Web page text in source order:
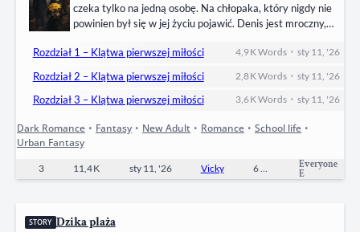
czeka tylko na jedną osobę. Na chłopaka, który nigdy nie
powinien był się w jej życiu pojawić. Denis jest mroczny,
sił, rani słowami, znika, wraca, łamie zasady. Jagoda wie,
bezpiecznego. Chłopaka, który oferuje stabilność i…
Rozdział 1 – Klątwa pierwszej miłości 4,9 KWords •sty 11, '26
Rozdział 2 – Klątwa pierwszej miłości 2,8 KWords •sty 11, '26
Rozdział 3 – Klątwa pierwszej miłości 3,6 KWords •sty 11, '26
Dark Romance • Fantasy • New Adult • Romance • School life •
Urban Fantasy
3 11,4 K sty 11, '26 Vicky 6 Completed
Everyone
E
STORY Dzika plaża